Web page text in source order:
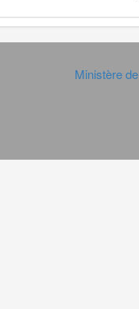
Ministère